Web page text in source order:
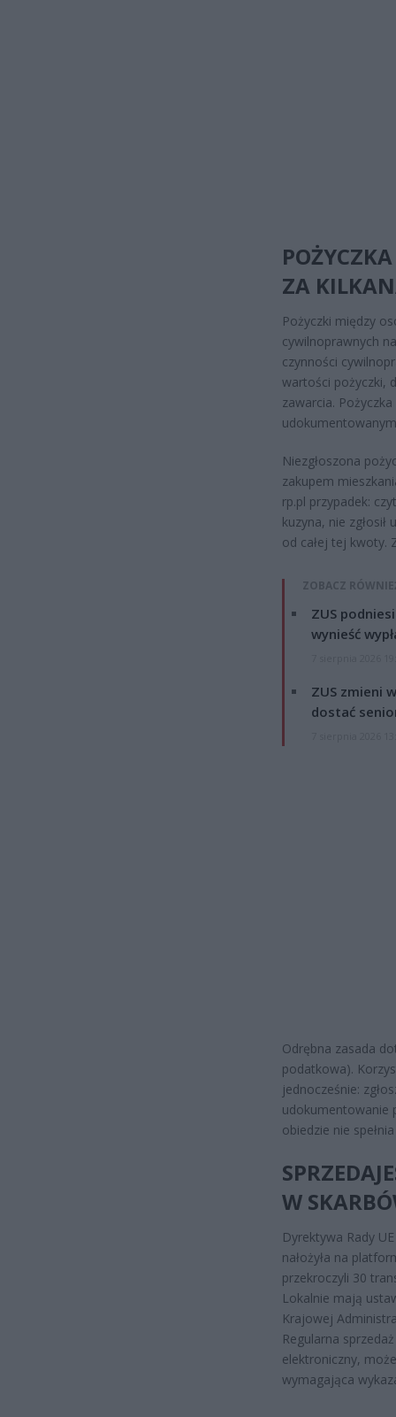
ZA
Pożyczki między
cywilnoprawnych
czynności
wartości pożyczki,
zawarcia.
Niezgłoszona
zakupem
rp.pl przypadek:
kuzyna, nie
od całej tej kwoty.
ZOBACZ
ZUS
wynieść
ZUS zmieni
dostać
Odrębna zasada
podatkowa).
jednocześnie:
udokumentowanie
obiedzie nie
W
Dyrektywa Rady
nałożyła na
przekroczyli 30
Lokalnie mają
Krajowej
Regularna
elektroniczny,
wymagająca